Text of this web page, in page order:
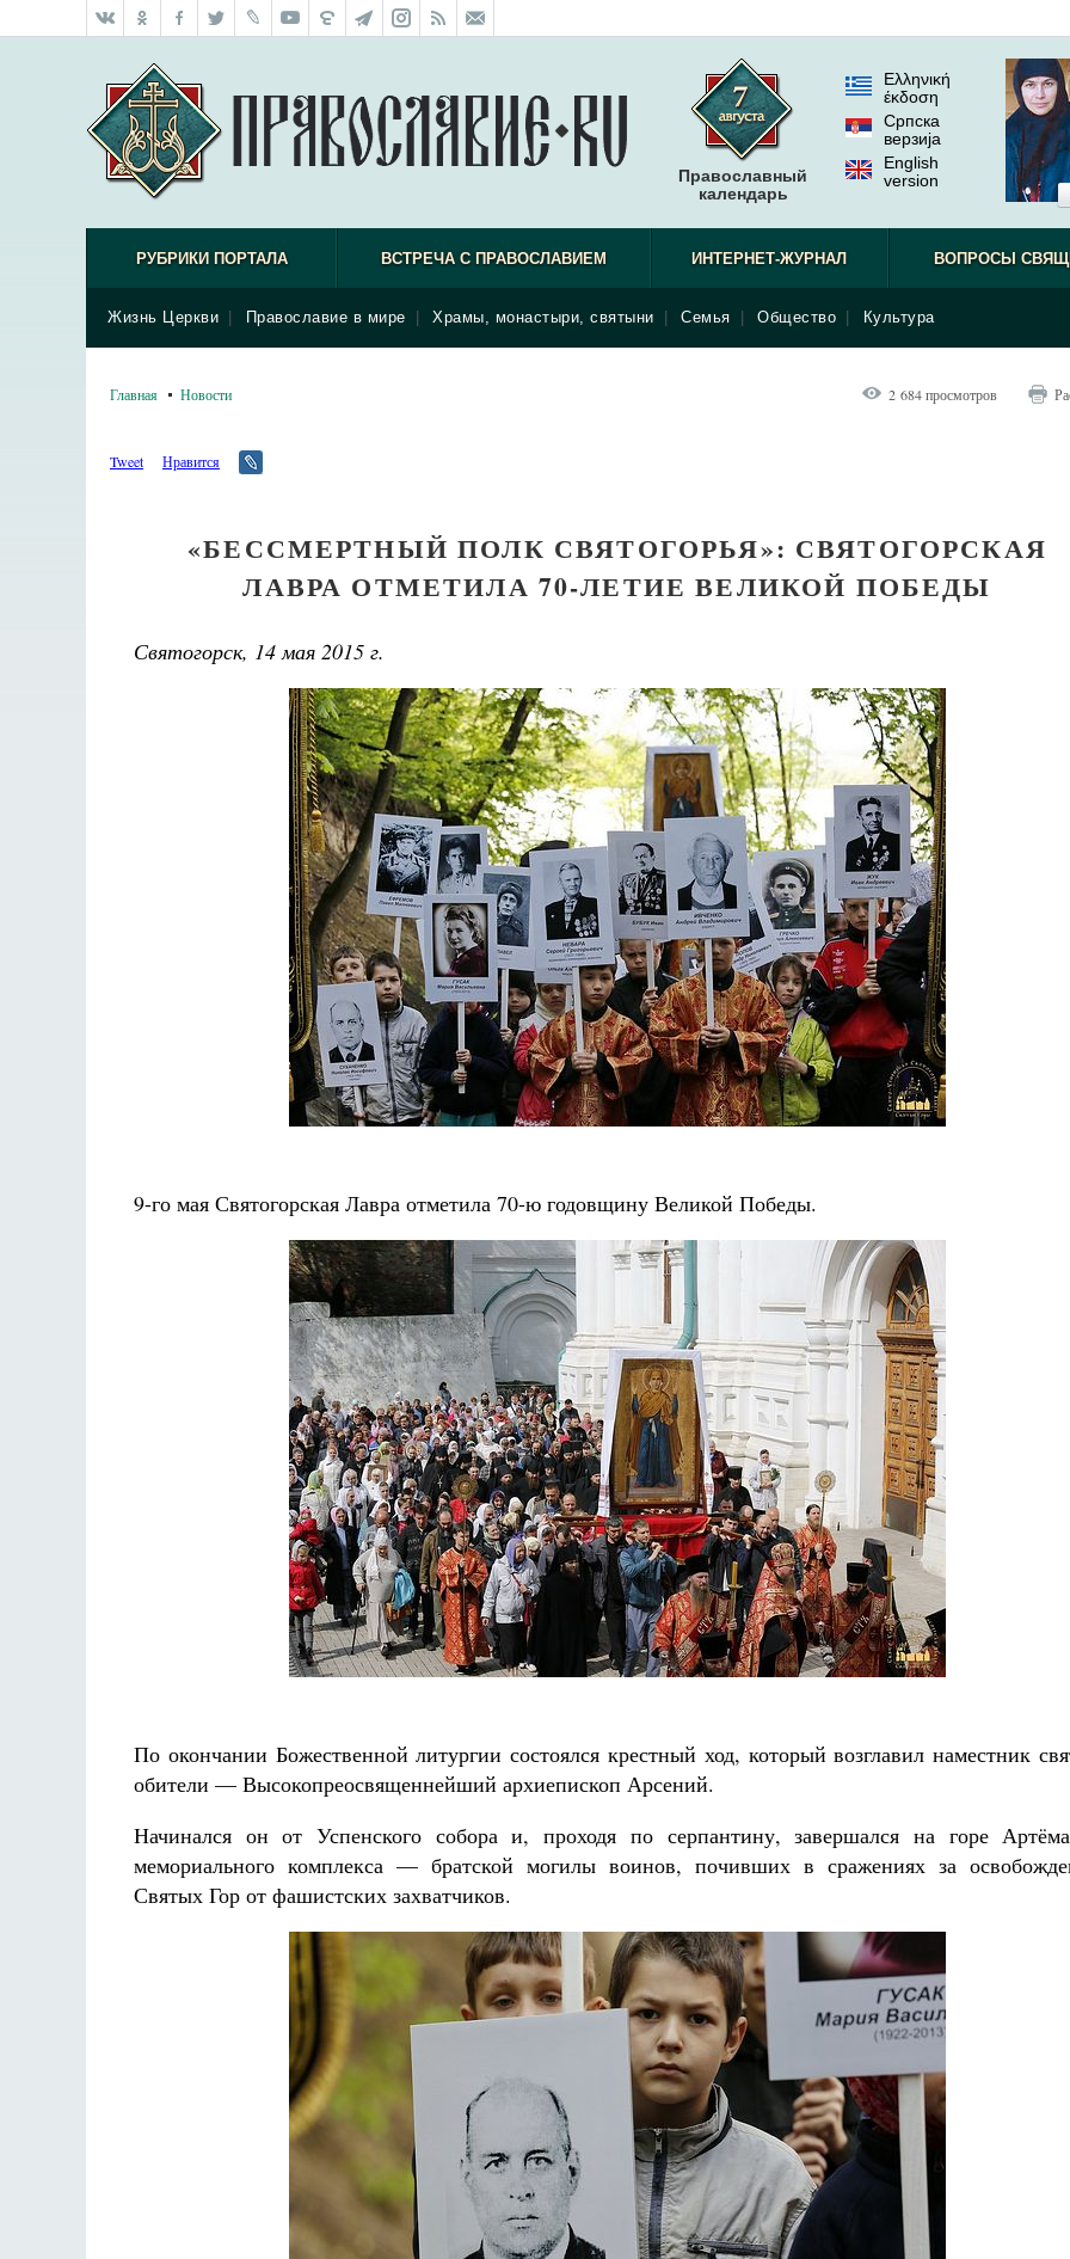
Православный
календарь
Ελληνική
έκδοση
Српска
верзиjа
English
version
РУБРИКИ ПОРТАЛА ВСТРЕЧА С ПРАВОСЛАВИЕМ ИНТЕРНЕТ-ЖУРНАЛ ВОПРОСЫ
Жизнь Церкви Православие в мире Храмы, монастыри, святыни Семья Общество Культура
Главная Новости 2 684 просмотров
Tweet Нравится
«БЕССМЕРТНЫЙ ПОЛК СВЯТОГОРЬЯ»: СВЯТОГОРСКАЯ
ЛАВРА ОТМЕТИЛА 70-ЛЕТИЕ ВЕЛИКОЙ ПОБЕДЫ
Святогорск, 14 мая 2015 г.
9-го мая Святогорская Лавра отметила 70-ю годовщину Великой Победы.
По окончании Божественной литургии состоялся крестный ход, который возглавил наместник
обители — Высокопреосвященнейший архиепископ Арсений.
Начинался он от Успенского собора и, проходя по серпантину, завершался на горе
мемориального комплекса — братской могилы воинов, почивших в сражениях за
Святых Гор от фашистских захватчиков.
Как найти своё место в жизни
Кирилл Мурышев
Великомученик Георгий Победоносец. Научись у
святого
Роман Котов